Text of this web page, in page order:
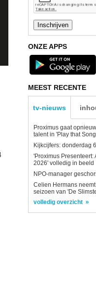
ONZE APPS
MEEST RECENTE
tv-nieuws
Proximus gaat
talent in 'Play that
Kijkcijfers: donderdag
'Proximus Presenteert:
2026' volledig in beeld
NPO-manager
Celien Hermans
seizoen van 'De
volledig overzicht